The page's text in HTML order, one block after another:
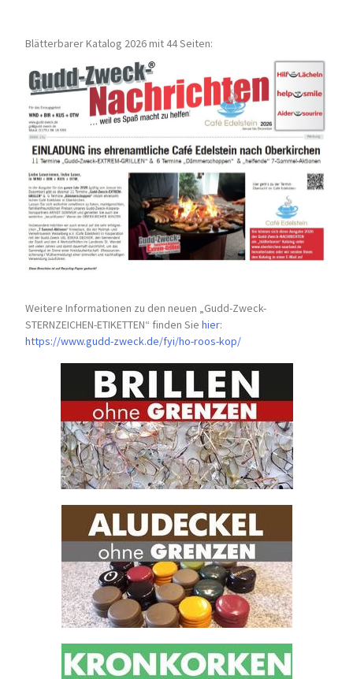
Blätterbarer Katalog 2026 mit 44 Seiten:
Weitere Informationen zu den neuen „Gudd-Zweck-
STERNZEICHEN-ETIKETTEN“ finden Siehier:
https://www.gudd-zweck.de/fyi/ho-roos-kop/